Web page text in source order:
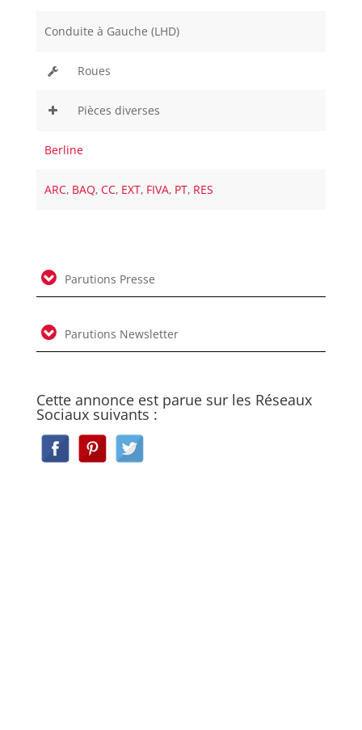
Conduite à Gauche (LHD)
Roues
Pièces diverses
Berline
ARC, BAQ, CC, EXT, FIVA, PT, RES
Parutions Presse
Parutions Newsletter
Cette annonce est parue sur les Réseaux
Sociaux suivants :